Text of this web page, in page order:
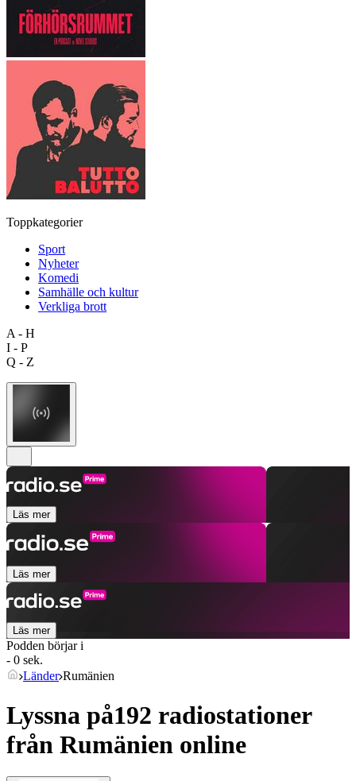
Toppkategorier
Sport
Nyheter
Komedi
Samhälle och kultur
Verkliga brott
A - H
I - P
Q - Z
Läs mer
Läs mer
Läs mer
Podden börjar i
- 0 sek.
Länder Rumänien
Lyssna på192 radiostationer
från Rumänien online